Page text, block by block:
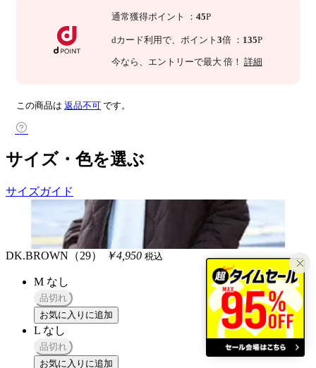
通常獲得ポイント ： 45P
dカード利用で、 ポイント 3倍 ： 135P
今なら 、エントリーで最大 倍！ 詳細
この商品は 返品不可 です。
サイズ・色を選ぶ
サイズガイド
DK.BROWN（29） ￥4,950 税込
M なし
品切れ
お気に入りに追加
L なし
品切れ
お気に入りに追加